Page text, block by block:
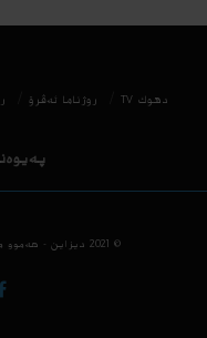
دھوك TV روژناما ئەڤرۆ
پەیوەندی :
© 2021 دیزاین - هه‌موو